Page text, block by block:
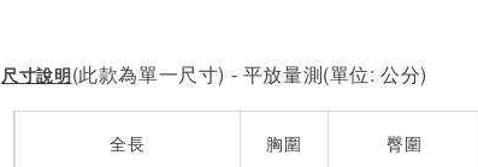
尺寸說明(此款為單一尺寸) - 平放量測(單位: 公分)
全長 胸圍 臀圍